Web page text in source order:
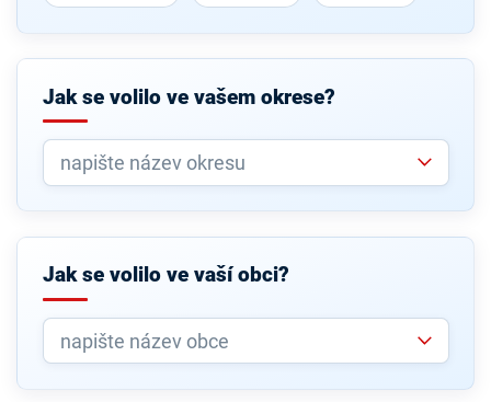
Jak se volilo ve vašem okrese?
Jak se volilo ve vaší obci?